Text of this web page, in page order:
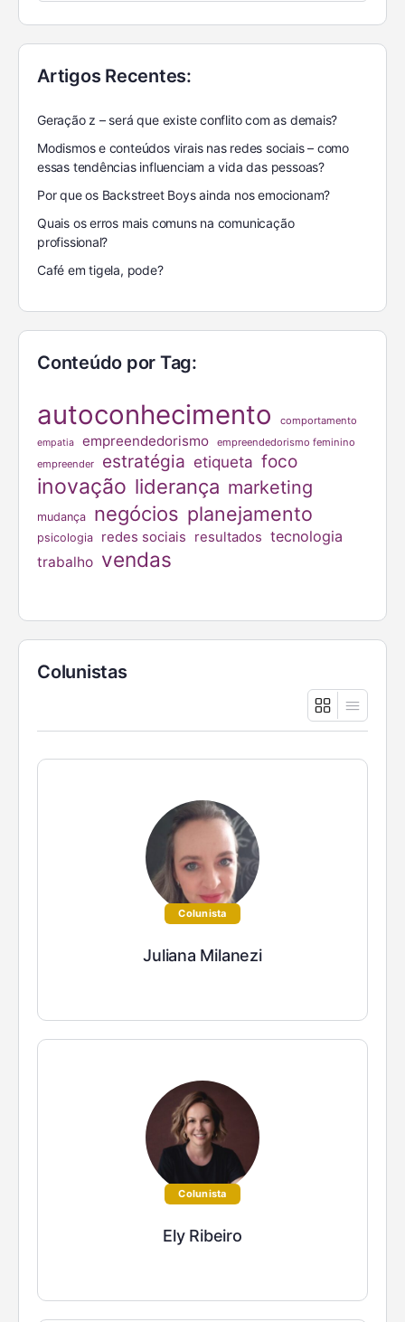
Artigos Recentes:
Geração z – será que existe conflito com as demais?
Modismos e conteúdos virais nas redes sociais – como
essas tendências influenciam a vida das pessoas?
Por que os Backstreet Boys ainda nos emocionam?
Quais os erros mais comuns na comunicação
profissional?
Café em tigela, pode?
Conteúdo por Tag:
autoconhecimento comportamento
empatia empreendedorismo
empreendedorismo feminino
empreender
estratégia etiqueta foco
inovação liderança marketing
mudança negócios planejamento
psicologia redes sociais resultados tecnologia
trabalho vendas
Colunistas
Colunista
Juliana Milanezi
Colunista
Ely Ribeiro